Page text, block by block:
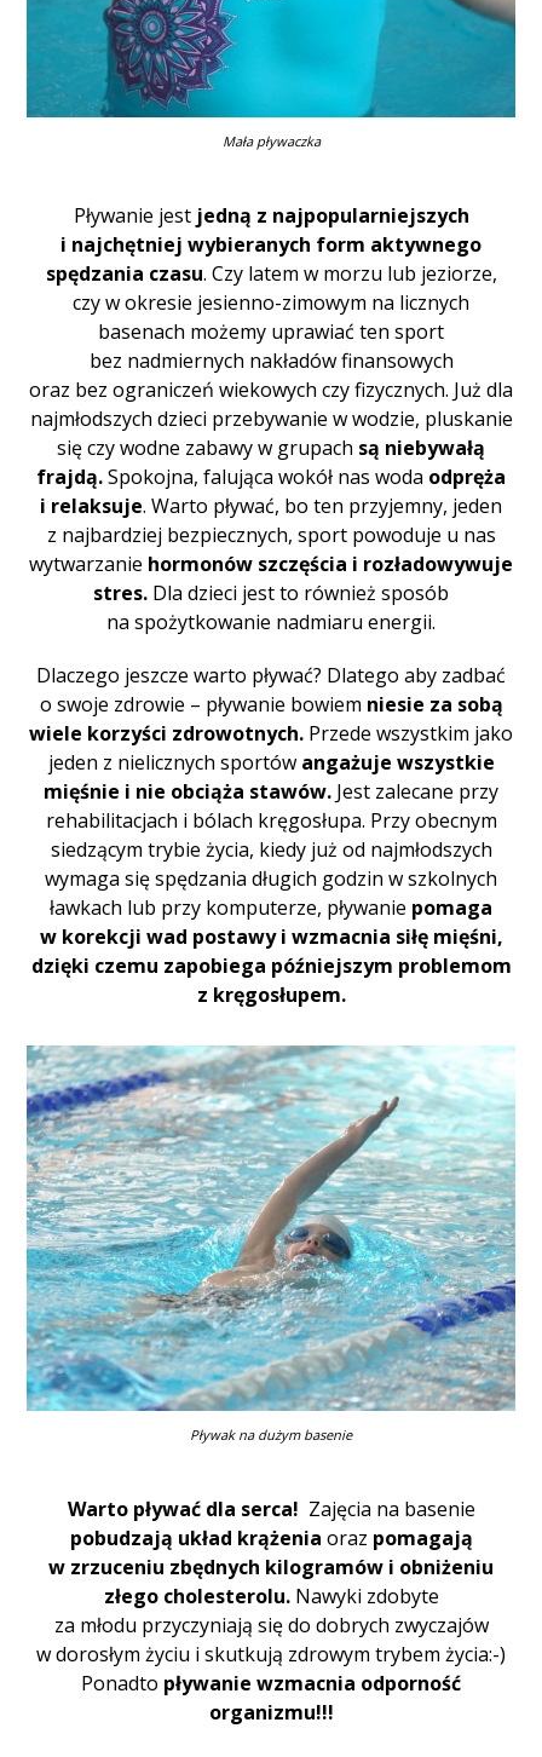
Mała pływaczka
Pływanie jest jedną z najpopularniejszych
i najchętniej wybieranych form aktywnego
spędzania czasu. Czy latem w morzu lub jeziorze,
czy w okresie jesienno-zimowym na licznych
basenach możemy uprawiać ten sport
bez nadmiernych nakładów finansowych
oraz bez ograniczeń wiekowych czy fizycznych. Już dla
najmłodszych dzieci przebywanie w wodzie, pluskanie
się czy wodne zabawy w grupach są niebywałą
frajdą.Spokojna, falująca wokół nas woda odpręża
i relaksuje. Warto pływać, bo ten przyjemny, jeden
z najbardziej bezpiecznych, sport powoduje u nas
wytwarzanie hormonów szczęścia i rozładowywuje
stres. Dla dzieci jest to również sposób
na spożytkowanie nadmiaru energii.
Dlaczego jeszcze warto pływać? Dlatego aby zadbać
o swoje zdrowie – pływanie bowiem niesie za sobą
wiele korzyści zdrowotnych. Przede wszystkim jako
jeden z nielicznych sportówangażuje wszystkie
mięśnie i nie obciąża stawów. Jest zalecane przy
rehabilitacjach i bólach kręgosłupa. Przy obecnym
siedzącym trybie życia, kiedy już od najmłodszych
wymaga się spędzania długich godzin w szkolnych
ławkach lub przy komputerze, pływanie pomaga
w korekcji wad postawy i wzmacnia siłę mięśni,
dzięki czemu zapobiega późniejszym problemom
z kręgosłupem.
Pływak na dużym basenie
Warto pływać dla serca! Zajęcia na basenie
pobudzają układ krążenia oraz pomagają
w zrzuceniu zbędnych kilogramów i obniżeniu
złego cholesterolu. Nawyki zdobyte
za młodu przyczyniają się do dobrych zwyczajów
w dorosłym życiu i skutkują zdrowym trybem życia:-)
Ponadto pływanie wzmacnia odporność
organizmu!!!